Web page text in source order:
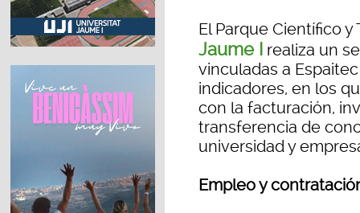
El Parque Científico
Jaume I
realiza un
vinculadas a
indicadores, en los
con la facturación,
transferencia de
universidad y
Empleo y